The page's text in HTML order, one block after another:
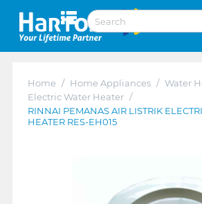
Home / Home Appliances / Water
Electric Water Heater /
RINNAI PEMANAS AIR LISTRIK
HEATER RES-EH015